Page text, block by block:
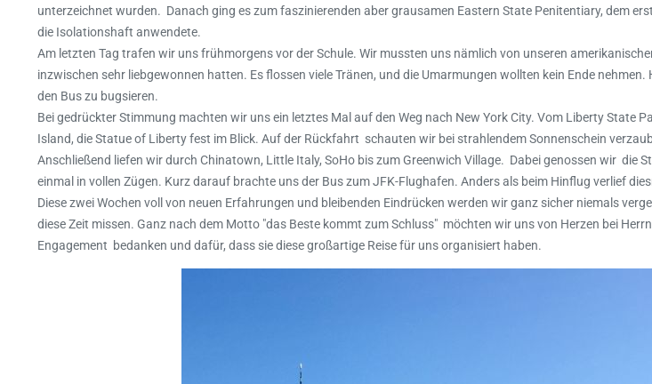
unterzeichnet wurden. Danach ging es zum faszinierenden aber grausamen Eastern State Penitentiary, dem
die Isolationshaft anwendete.
Am letzten Tag trafen wir uns frühmorgens vor der Schule. Wir mussten uns nämlich von unseren
inzwischen sehr liebgewonnen hatten. Es flossen viele Tränen, und die Umarmungen wollten kein Ende
den Bus zu bugsieren.
Bei gedrückter Stimmung machten wir uns ein letztes Mal auf den Weg nach New York City. Vom Liberty State
Island, die Statue of Liberty fest im Blick. Auf der Rückfahrt schauten wir bei strahlendem Sonnenschein
Anschließend liefen wir durch Chinatown, Little Italy, SoHo bis zum Greenwich Village. Dabei genossen wir die
einmal in vollen Zügen. Kurz darauf brachte uns der Bus zum JFK-Flughafen. Anders als beim Hinflug verlief
Diese zwei Wochen voll von neuen Erfahrungen und bleibenden Eindrücken werden wir ganz sicher niemals
diese Zeit missen. Ganz nach dem Motto "das Beste kommt zum Schluss" möchten wir uns von Herzen bei
Engagement bedanken und dafür, dass sie diese großartige Reise für uns organisiert haben.